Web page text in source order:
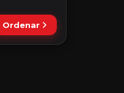
Ordenar